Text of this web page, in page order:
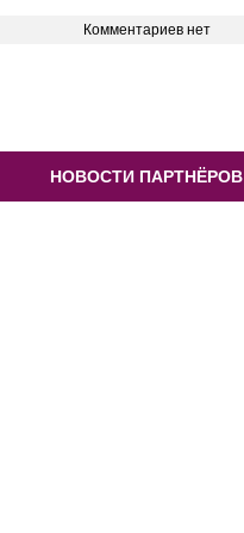
Комментариев нет
НОВОСТИ ПАРТНЁРОВ